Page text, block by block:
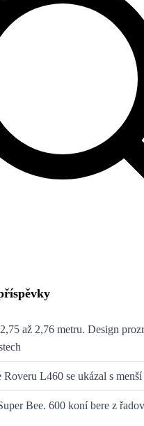
až 2,76 metru. Design
Roveru L460 se ukázal s
Bee. 600 koní bere z